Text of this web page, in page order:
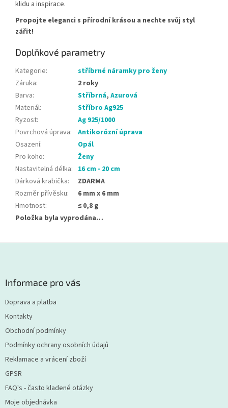
klidu a inspirace.
Propojte eleganci s přírodní krásou a nechte svůj styl
zářit!
Doplňkové parametry
Kategorie:
stříbrné náramky pro ženy
Záruka:
2 roky
Barva: Stříbrná, Azurová
Materiál:
Stříbro Ag925
Ryzost:
Ag 925/1000
Povrchová úprava:
Antikorózní úprava
Osazení:
Opál
Pro koho:
Ženy
Nastavitelná délka: 16 cm - 20 cm
Dárková krabička:
ZDARMA
Rozměr přívěsku:
6 mm x 6 mm
Hmotnost:
≤ 0,8 g
Položka byla vyprodána…
Informace pro vás
Doprava a platba
Kontakty
Obchodní podmínky
Podmínky ochrany osobních údajů
Reklamace a vrácení zboží
GPSR
FAQ's - často kladené otázky
Moje objednávka